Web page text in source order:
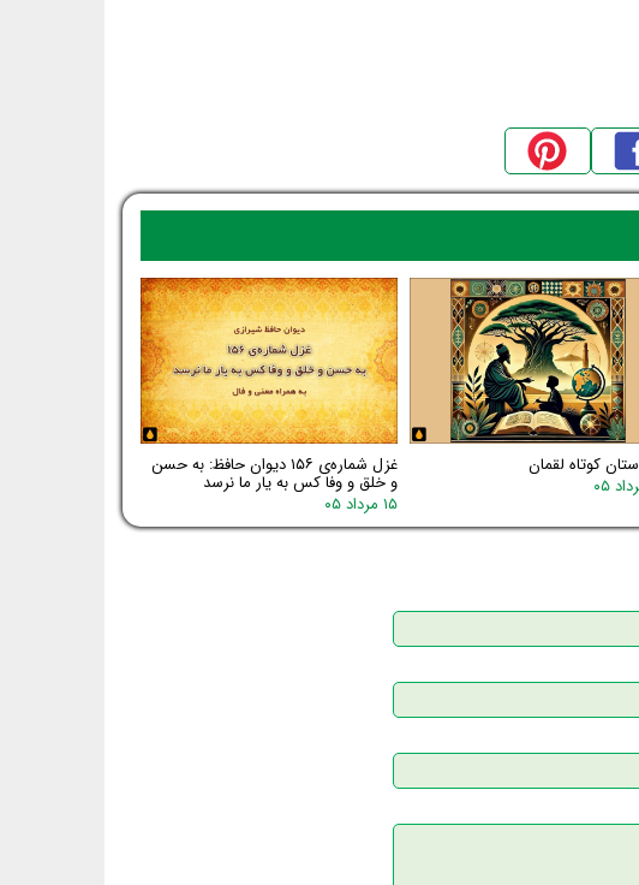
غزل شماره‌ی ۱۵۶ دیوان حافظ: به حسن
و خلق و وفا کس به یار ما نرسد
۱۵ مرداد ۰۵